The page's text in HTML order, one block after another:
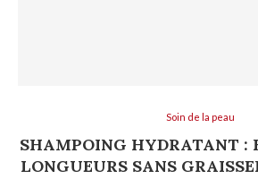
Soin de la peau
SHAMPOING HYDRATANT :
LONGUEURS SANS